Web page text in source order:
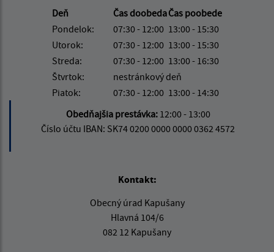
Deň
Čas doobedaČas poobede
Pondelok:
07:30 - 12:00 13:00 - 15:30
Utorok:
07:30 - 12:00 13:00 - 15:30
Streda:
07:30 - 12:00 13:00 - 16:30
Štvrtok:
nestránkový deň
Piatok:
07:30 - 12:00 13:00 - 14:30
Obedňajšia prestávka: 12:00 - 13:00
Číslo účtu IBAN: SK74 0200 0000 0000 0362 4572
Kontakt:
Obecný úrad Kapušany
Hlavná 104/6
082 12 Kapušany